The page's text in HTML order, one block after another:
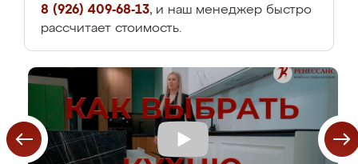
8 (926) 409-68-13, и наш менеджер быстро
рассчитает стоимость.